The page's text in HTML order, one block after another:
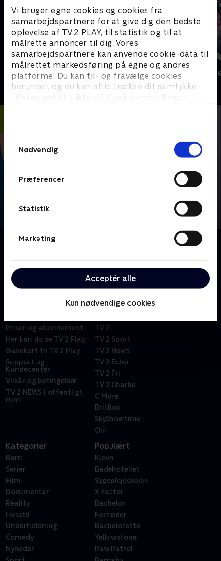
Vi bruger egne cookies og cookies fra
samarbejdspartnere for at give dig den bedste
oplevelse af TV 2 PLAY, til statistik og til at
målrette annoncer til dig. Vores
samarbejdspartnere kan anvende cookie-data til
målrettet markedsføring på egne og andres
platforme. Du kan til- og fravælge cookies
herunder, og du kan altid trække dit samtykke
tilbage ved at klikke på ’Cookie-indstillinger’ i
Nødvendig
Præferencer
Statistik
Marketing
Acceptér alle
Kun nødvendige cookies
Sport Fokus
Sport Sport
Om FIFA VM 2026 - Højdepunkter
Mexico, USA og Canada.
Priser og abonnement
Her kan du se TV 2 Play
Gavekort til TV 2 Play
Support og
Kundecenter
Vilkår og betingelser
TV 2 NEWS i offentligt
rum
TV 2
TV 2 Sport
TV 2 News
TV 2 Echo
TV 2 Fri
TV 2 Charlie
C More
BritBox
SkyShowtime
Oiii
Kategorier
Børn
Serier
Film
Dokumentar
Reality
Livsstil
Underholdning
Comedy
Nyheder
Populært
Klovn
Badehotellet
Sygeplejeskolen
X Factor
Bachelor
Forræder
Bachelorette
Yellowstone
Paw Patrol